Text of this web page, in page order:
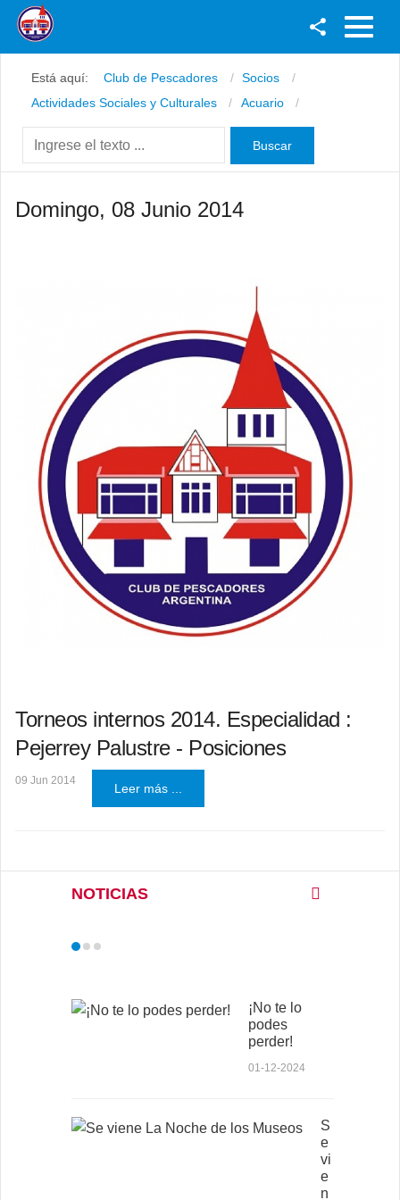
Youtube
Instagram
Está aquí: Club de Pescadores
Socios
Actividades Sociales y Culturales
Acuario
Domingo, 08 Junio 2014
Torneos internos 2014. Especialidad :
Pejerrey Palustre - Posiciones
09 Jun 2014
Leer más ...
NOTICIAS
¡No te lo
podes
perder!
01-12-2024
S
e
vi
e
n